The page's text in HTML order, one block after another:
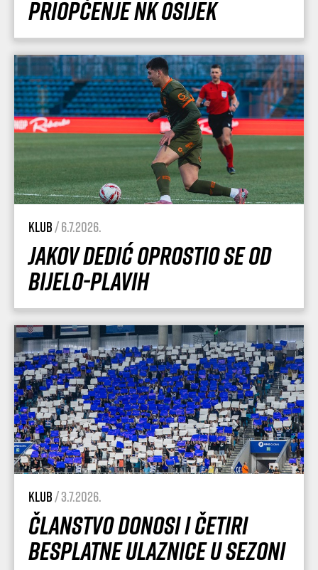
Priopćenje NK Osijek
Klub/ 6.7.2026.
Jakov Dedić oprostio se od
Bijelo-plavih
Klub/ 3.7.2026.
Članstvo donosi i četiri
besplatne ulaznice u sezoni